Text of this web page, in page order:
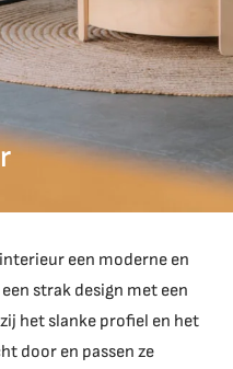
een moderne en
strak design met een
het slanke profiel en het
door en passen ze